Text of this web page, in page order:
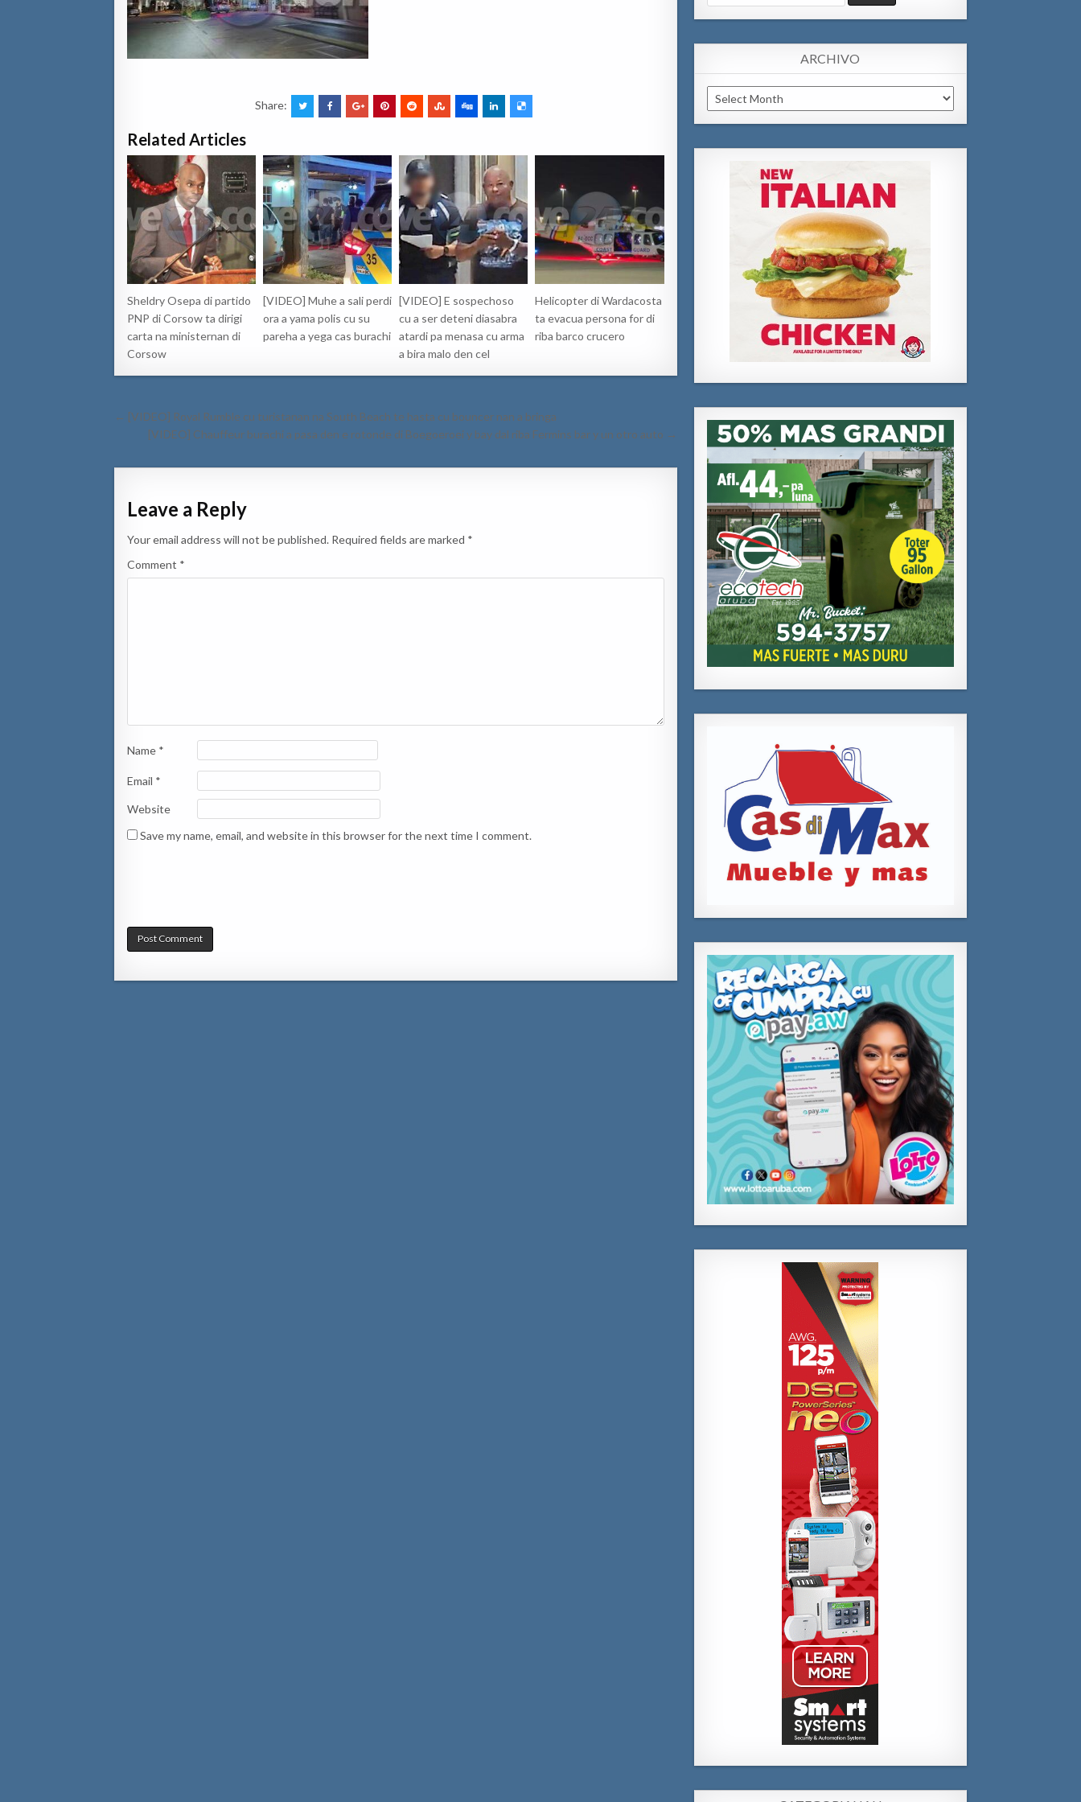
Share:
Related Articles
Sheldry Osepa di partido
PNP di Corsow ta dirigi
carta na ministernan di
Corsow
[VIDEO] Muhe a sali perdi
ora a yama polis cu su
pareha a yega cas burachi
[VIDEO] E sospechoso
cu a ser deteni diasabra
atardi pa menasa cu arma
a bira malo den cel
Helicopter di Wardacosta
ta evacua persona for di
riba barco crucero
Post
navigation
← [VIDEO] Royal Rumble cu turistanan na South Beach te hasta cu bouncer nan a bringa
[VIDEO] Chauffeur burachi a pasa den e rotonde di Boegoeroei y bay dal riba Fermins bar y un otro auto →
Leave a Reply
Your email address will not be published. Required fields are marked *
Comment *
Name *
Email *
Website
Save my name, email, and website in this browser for the next time I comment.
for:
ARCHIVO
Archivo